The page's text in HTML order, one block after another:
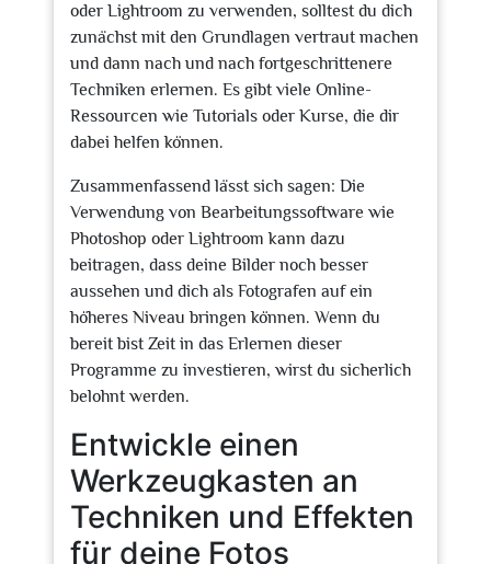
oder Lightroom zu verwenden, solltest du dich
zunächst mit den Grundlagen vertraut machen
und dann nach und nach fortgeschrittenere
Techniken erlernen. Es gibt viele Online-
Ressourcen wie Tutorials oder Kurse, die dir
dabei helfen können.
Zusammenfassend lässt sich sagen: Die
Verwendung von Bearbeitungssoftware wie
Photoshop oder Lightroom kann dazu
beitragen, dass deine Bilder noch besser
aussehen und dich als Fotografen auf ein
höheres Niveau bringen können. Wenn du
bereit bist Zeit in das Erlernen dieser
Programme zu investieren, wirst du sicherlich
belohnt werden.
Entwickle einen
Werkzeugkasten an
Techniken und Effekten
für deine Fotos